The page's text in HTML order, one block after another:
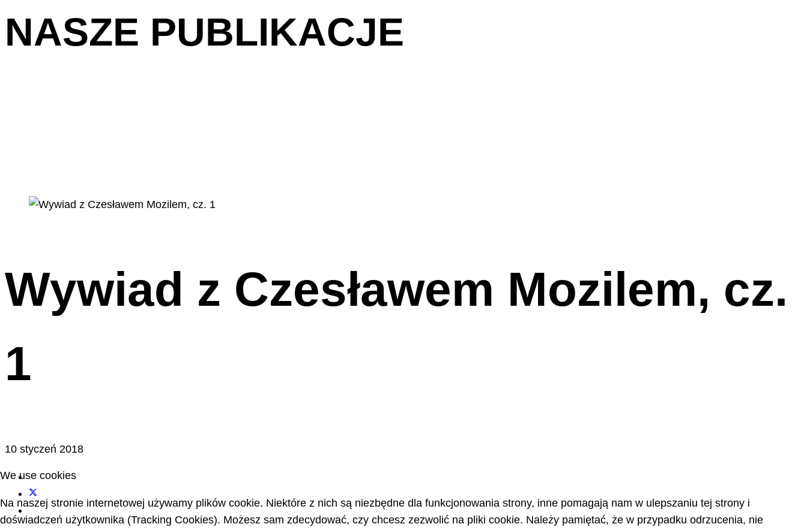
NASZE PUBLIKACJE
Wywiad z Czesławem Mozilem, cz.
1
10 styczeń 2018
We use cookies
Na naszej stronie internetowej używamy plików cookie. Niektóre z nich są niezbędne dla funkcjonowania strony, inne pomagają nam w ulepszaniu tej strony i
doświadczeń użytkownika (Tracking Cookies). Możesz sam zdecydować, czy chcesz zezwolić na pliki cookie. Należy pamiętać, że w przypadku odrzucenia, nie